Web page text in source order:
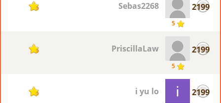
2199
5
Sebas2268
5
2199
5
PriscillaLaw
5
2199
i yu lo
5